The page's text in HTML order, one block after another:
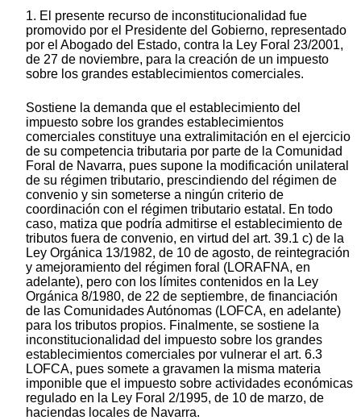
1. El presente recurso de inconstitucionalidad fue
promovido por el Presidente del Gobierno, representado
por el Abogado del Estado, contra la Ley Foral 23/2001,
de 27 de noviembre, para la creación de un impuesto
sobre los grandes establecimientos comerciales.
Sostiene la demanda que el establecimiento del
impuesto sobre los grandes establecimientos
comerciales constituye una extralimitación en el ejercicio
de su competencia tributaria por parte de la Comunidad
Foral de Navarra, pues supone la modificación unilateral
de su régimen tributario, prescindiendo del régimen de
convenio y sin someterse a ningún criterio de
coordinación con el régimen tributario estatal. En todo
caso, matiza que podría admitirse el establecimiento de
tributos fuera de convenio, en virtud del art. 39.1 c) de la
Ley Orgánica 13/1982, de 10 de agosto, de reintegración
y amejoramiento del régimen foral (LORAFNA, en
adelante), pero con los límites contenidos en la Ley
Orgánica 8/1980, de 22 de septiembre, de financiación
de las Comunidades Autónomas (LOFCA, en adelante)
para los tributos propios. Finalmente, se sostiene la
inconstitucionalidad del impuesto sobre los grandes
establecimientos comerciales por vulnerar el art. 6.3
LOFCA, pues somete a gravamen la misma materia
imponible que el impuesto sobre actividades económicas
regulado en la Ley Foral 2/1995, de 10 de marzo, de
haciendas locales de Navarra.